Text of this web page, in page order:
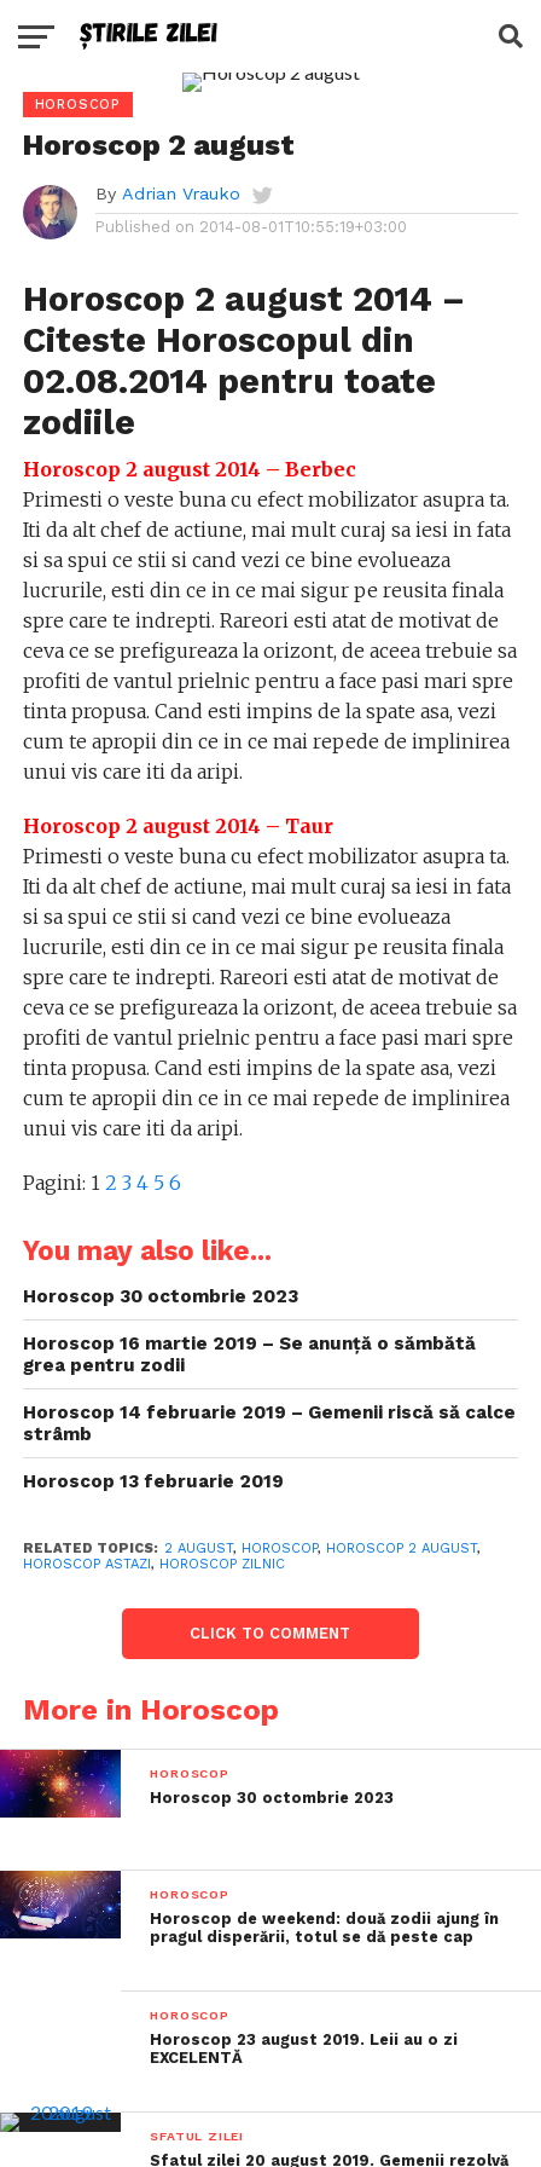
HOROSCOP
Horoscop 2 august
By Adrian Vrauko
Published on 2014-08-01T10:55:19+03:00
Horoscop 2 august 2014 –
Citeste Horoscopul din
02.08.2014 pentru toate
zodiile
Horoscop 2 august 2014 – Berbec
Primesti o veste buna cu efect mobilizator asupra ta.
Iti da alt chef de actiune, mai mult curaj sa iesi in fata
si sa spui ce stii si cand vezi ce bine evolueaza
lucrurile, esti din ce in ce mai sigur pe reusita finala
spre care te indrepti. Rareori esti atat de motivat de
ceva ce se prefigureaza la orizont, de aceea trebuie sa
profiti de vantul prielnic pentru a face pasi mari spre
tinta propusa. Cand esti impins de la spate asa, vezi
cum te apropii din ce in ce mai repede de implinirea
unui vis care iti da aripi.
Horoscop 2 august 2014 – Taur
Primesti o veste buna cu efect mobilizator asupra ta.
Iti da alt chef de actiune, mai mult curaj sa iesi in fata
si sa spui ce stii si cand vezi ce bine evolueaza
lucrurile, esti din ce in ce mai sigur pe reusita finala
spre care te indrepti. Rareori esti atat de motivat de
ceva ce se prefigureaza la orizont, de aceea trebuie sa
profiti de vantul prielnic pentru a face pasi mari spre
tinta propusa. Cand esti impins de la spate asa, vezi
cum te apropii din ce in ce mai repede de implinirea
unui vis care iti da aripi.
Pagini: 1 2 3 4 5 6
You may also like...
Horoscop 30 octombrie 2023
Horoscop 16 martie 2019 – Se anunță o sămbătă
grea pentru zodii
Horoscop 14 februarie 2019 – Gemenii riscă să calce
strâmb
Horoscop 13 februarie 2019
RELATED TOPICS: 2 AUGUST, HOROSCOP, HOROSCOP 2 AUGUST,
HOROSCOP ASTAZI, HOROSCOP ZILNIC
CLICK TO COMMENT
More in Horoscop
HOROSCOP
Horoscop 30 octombrie 2023
HOROSCOP
Horoscop de weekend: două zodii ajung în
pragul disperării, totul se dă peste cap
HOROSCOP
Horoscop 23 august 2019. Leii au o zi
EXCELENTĂ
SFATUL ZILEI
Sfatul zilei 20 august 2019. Gemenii rezolvă